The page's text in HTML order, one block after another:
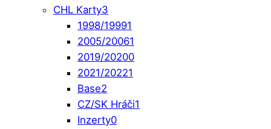
CHL Karty3
1998/19991
2005/20061
2019/20200
2021/20221
Base2
CZ/SK Hráči1
Inzerty0